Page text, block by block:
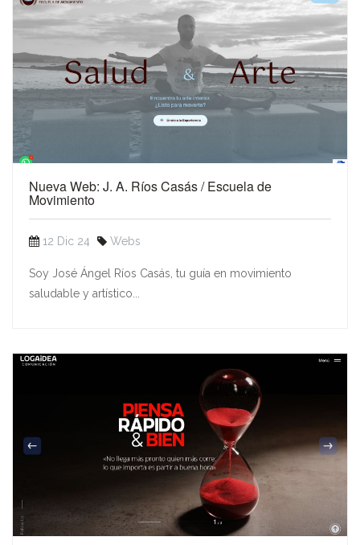
Nueva Web: J. A. Ríos Casás / Escuela de
Movimiento
12 Dic 24 Webs
Soy José Ángel Ríos Casás, tu guía en movimiento
saludable y artístico...